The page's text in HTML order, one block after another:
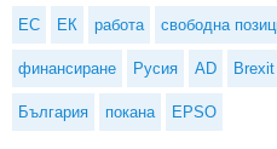
ЕС ЕК работа свободна
финансиране Русия AD Brexit
България покана EPSO